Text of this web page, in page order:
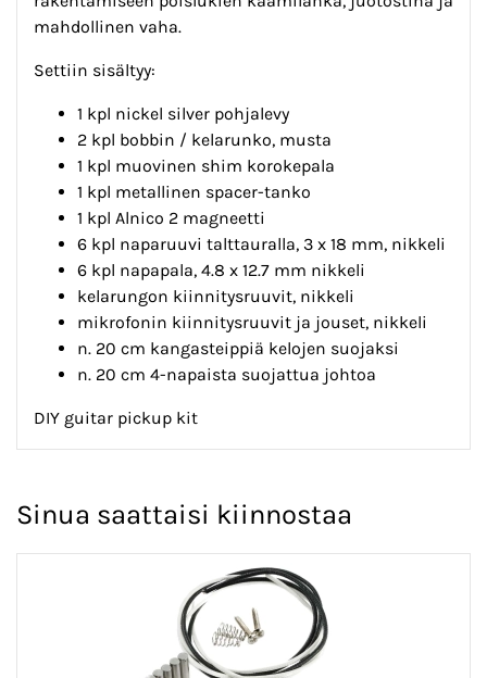
mahdollinen vaha.
Settiin sisältyy:
1 kpl nickel silver pohjalevy
2 kpl bobbin / kelarunko, musta
1 kpl muovinen shim korokepala
1 kpl metallinen spacer-tanko
1 kpl Alnico 2 magneetti
6 kpl naparuuvi talttauralla, 3 x 18 mm, nikkeli
6 kpl napapala, 4.8 x 12.7 mm nikkeli
kelarungon kiinnitysruuvit, nikkeli
mikrofonin kiinnitysruuvit ja jouset, nikkeli
n. 20 cm kangasteippiä kelojen suojaksi
n. 20 cm 4-napaista suojattua johtoa
DIY guitar pickup kit
Sinua saattaisi kiinnostaa